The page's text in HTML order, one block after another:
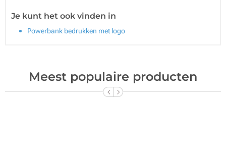
Je kunt het ook vinden in
Powerbank bedrukken met logo
Meest populaire producten